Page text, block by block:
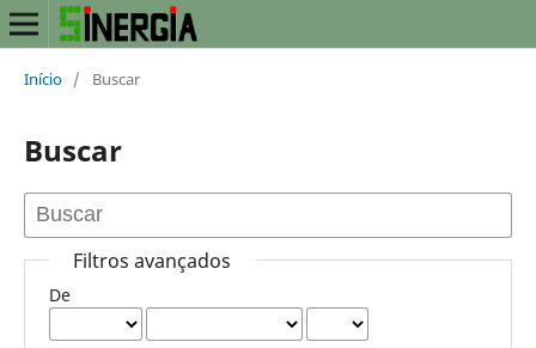
Início / Buscar
Buscar
Filtros avançados
De